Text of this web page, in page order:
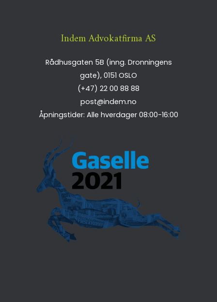
Indem Advokatfirma AS
Rådhusgaten 5B (inng. Dronningens
gate), 0151 OSLO
(+47) 22 00 88 88
post@indem.no
Åpningstider: Alle hverdager 08:00-16:00